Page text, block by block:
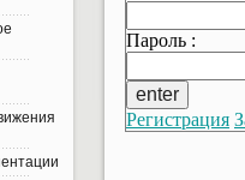
Пароль :
Регистрация